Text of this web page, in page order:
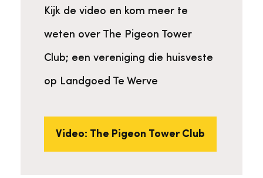
Ik ga
Kijk de video en kom meer te
weten over The Pigeon Tower
Club; een vereniging die huisveste
op Landgoed Te Werve
Video: The Pigeon Tower Club